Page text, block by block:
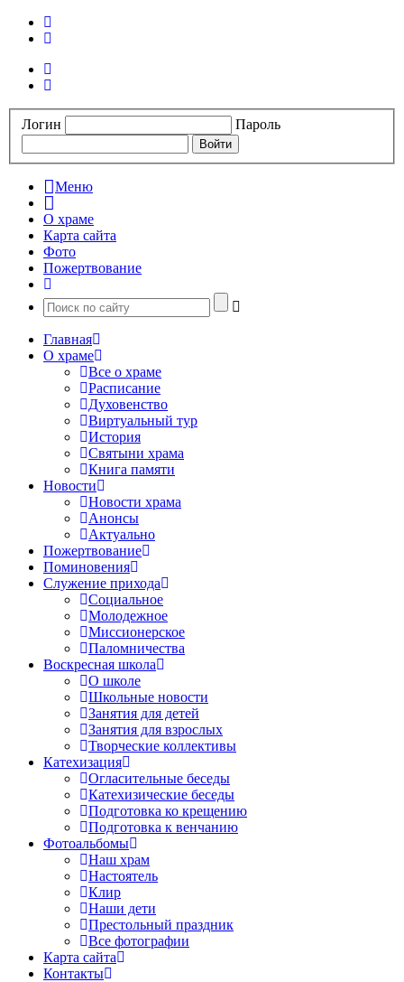
Логин Пароль
Меню
О храме
Карта сайта
Фото
Пожертвование
Главная
О храме
Все о храме
Расписание
Духовенство
Виртуальный тур
История
Святыни храма
Книга памяти
Новости
Новости храма
Анонсы
Актуально
Пожертвование
Поминовения
Служение прихода
Социальное
Молодежное
Миссионерское
Паломничества
Воскресная школа
О школе
Школьные новости
Занятия для детей
Занятия для взрослых
Творческие коллективы
Катехизация
Огласительные беседы
Катехизические беседы
Подготовка ко крещению
Подготовка к венчанию
Фотоальбомы
Наш храм
Настоятель
Клир
Наши дети
Престольный праздник
Все фотографии
Карта сайта
Контакты